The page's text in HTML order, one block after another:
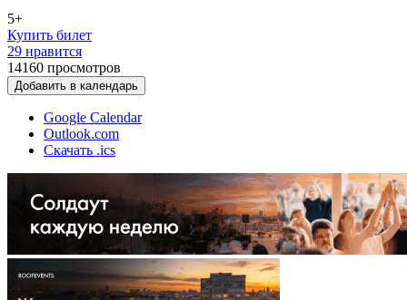
5+
Купить билет
29 нравится
14160 просмотров
Добавить в календарь
Google Calendar
Outlook.com
Скачать .ics